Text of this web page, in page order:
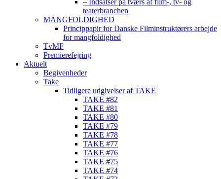
– Indsatser på tværs af film-, tv- og
teaterbranchen
MANGFOLDIGHED
Princippapir for Danske Filminstruktørers arbejde
for mangfoldighed
TvMF
Premierefejring
Aktuelt
Begivenheder
Take
Tidligere udgivelser af TAKE
TAKE #82
TAKE #81
TAKE #80
TAKE #79
TAKE #78
TAKE #77
TAKE #76
TAKE #75
TAKE #74